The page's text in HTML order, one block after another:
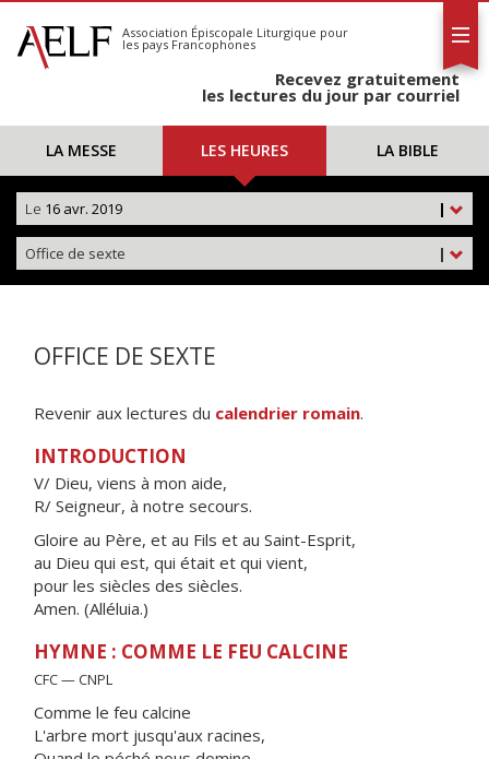
S'abonner
Calendrier
Association Épiscopale Liturgique pour
les pays Francophones
Recevez gratuitement
les lectures du jour par courriel
LA MESSE LES HEURES LA BIBLE
|
Le 16 avr. 2019
|
Office de sexte
OFFICE DE SEXTE
Revenir aux lectures du calendrier romain.
INTRODUCTION
V/ Dieu, viens à mon aide,
R/ Seigneur, à notre secours.
Gloire au Père, et au Fils et au Saint-Esprit,
au Dieu qui est, qui était et qui vient,
pour les siècles des siècles.
Amen. (Alléluia.)
HYMNE : COMME LE FEU CALCINE
CFC — CNPL
Comme le feu calcine
L'arbre mort jusqu'aux racines,